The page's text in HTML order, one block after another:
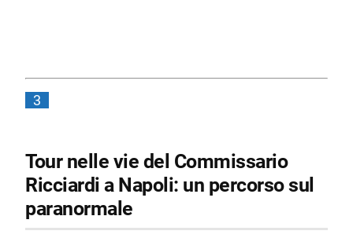
3
Tour nelle vie del Commissario
Ricciardi a Napoli: un percorso sul
paranormale